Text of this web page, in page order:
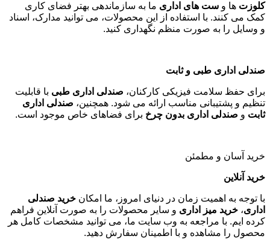
کلوزت ها و ست های اداری ما به سازماندهی بهتر فضای کاری
کمک می کنند. با استفاده از این محصولات، می توانید مدارک، اسناد
و وسایل را به صورت منظم نگهداری کنید.
صندلی اداری طبی و ثابت
برای حفظ سلامت فیزیکی کارکنان، صندلی اداری طبی با قابلیت
تنظیم و پشتیبانی مناسب ارائه می شود. همچنین، صندلی اداری
ثابت و صندلی اداری بدون چرخ برای فضاهای خاص موجود است.
خرید آسان و مطمئن
خرید آنلاین
با توجه به اهمیت زمان در دنیای امروز، ما امکان خرید صندلی
اداری، خرید میز اداری و سایر محصولات را به صورت آنلاین فراهم
کرده ایم. با مراجعه به وب سایت ما، می توانید مشخصات کامل هر
محصول را مشاهده و با اطمینان سفارش دهید.